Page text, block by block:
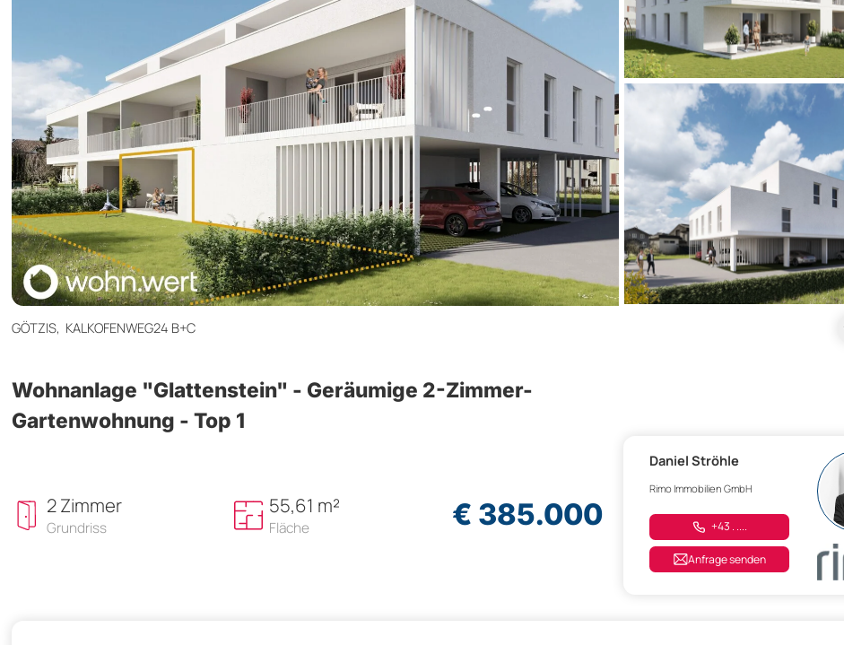
GÖTZIS, KALKOFENWEG24 B+C
Wohnanlage "Glattenstein" - Geräumige 2-Zimmer-
Gartenwohnung - Top 1
2 Zimmer
Grundriss
55,61 m²
Fläche € 385.000
Daniel Ströhle
Rimo Immobilien GmbH
+43 . ....
Anfrage senden